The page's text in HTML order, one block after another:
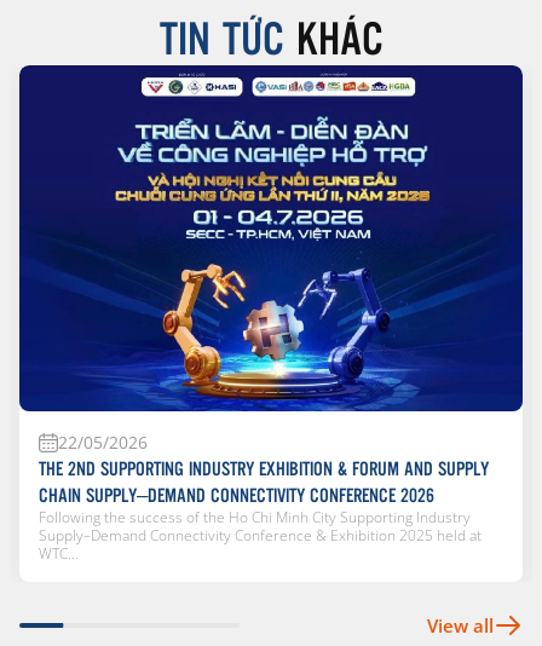
TIN TỨC KHÁC
22/05/2026
THE 2ND SUPPORTING INDUSTRY EXHIBITION & FORUM AND SUPPLY
CHAIN SUPPLY–DEMAND CONNECTIVITY CONFERENCE 2026
Following the success of the Ho Chi Minh City Supporting Industry
Supply–Demand Connectivity Conference & Exhibition 2025 held at
WTC...
View all